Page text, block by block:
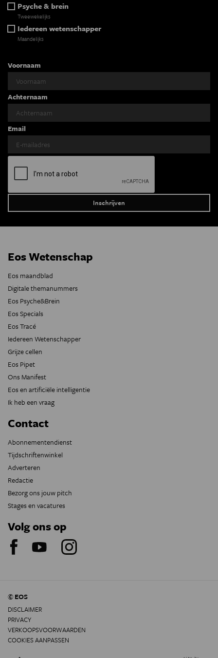
Psyche & brein
Tweewekelijks
Iedereen wetenschapper
Maandelijks
Voornaam
Achternaam
Email
Eos Wetenschap
Eos maandblad
Digitale themanummers
Eos Psyche&Brein
Eos Specials
Eos Tracé
Iedereen Wetenschapper
Grijze cellen
Eos Pipet
Ons Manifest
Eos en artificiële intelligentie
Ik heb een vraag
Contact
Abonnementendienst
Tijdschriftenwinkel
Adverteren
Redactie
Bezorg ons jouw pitch
Stages en vacatures
Volg ons op
© EOS
DISCLAIMER
PRIVACY
VERKOOPSVOORWAARDEN
COOKIES AANPASSEN